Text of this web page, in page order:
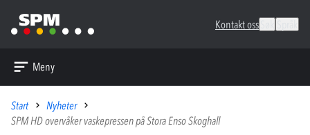
Kontakt oss
Meny
Start
Nyheter
SPM HD overvåker vaskepressen på Stora Enso Skoghall